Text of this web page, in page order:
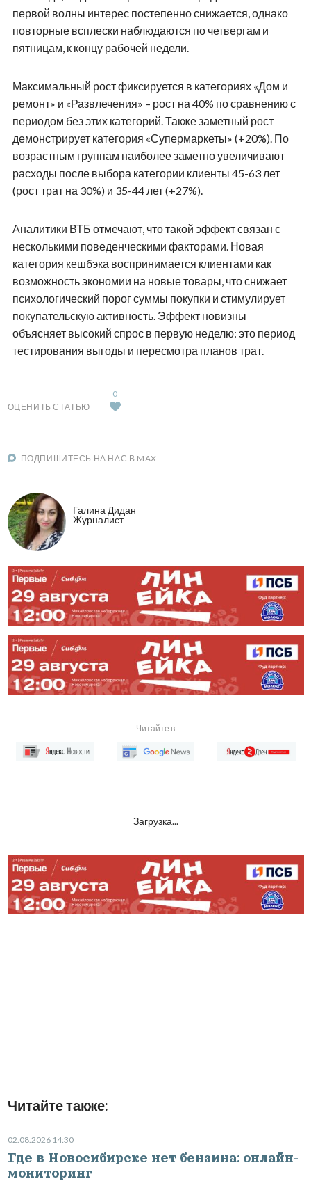
первой волны интерес постепенно снижается, однако
повторные всплески наблюдаются по четвергам и
пятницам, к концу рабочей недели.
Максимальный рост фиксируется в категориях «Дом и
ремонт» и «Развлечения» – рост на 40% по сравнению с
периодом без этих категорий. Также заметный рост
демонстрирует категория «Супермаркеты» (+20%). По
возрастным группам наиболее заметно увеличивают
расходы после выбора категории клиенты 45-63 лет
(рост трат на 30%) и 35-44 лет (+27%).
Аналитики ВТБ отмечают, что такой эффект связан с
несколькими поведенческими факторами. Новая
категория кешбэка воспринимается клиентами как
возможность экономии на новые товары, что снижает
психологический порог суммы покупки и стимулирует
покупательскую активность. Эффект новизны
объясняет высокий спрос в первую неделю: это период
тестирования выгоды и пересмотра планов трат.
ОЦЕНИТЬ СТАТЬЮ
0
ПОДПИШИТЕСЬ НА НАС В MAX
Галина Дидан
Журналист
Читайте в
Загрузка...
Читайте также:
02.08.2026 14:30
Где в Новосибирске нет бензина: онлайн-
мониторинг